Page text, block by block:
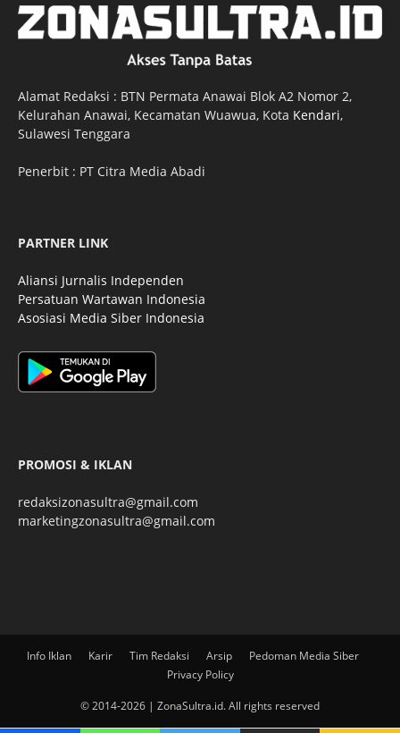
Alamat Redaksi : BTN Permata Anawai Blok A2 Nomor 2,
Kelurahan Anawai, Kecamatan Wuawua, Kota Kendari,
Sulawesi Tenggara
Penerbit : PT Citra Media Abadi
PARTNER LINK
Aliansi Jurnalis Independen
Persatuan Wartawan Indonesia
Asosiasi Media Siber Indonesia
PROMOSI & IKLAN
redaksizonasultra@gmail.com
marketingzonasultra@gmail.com
Info Iklan Karir Tim Redaksi Arsip
Pedoman Media Siber
Privacy Policy
© 2014-2026 | ZonaSultra.id. All rights reserved